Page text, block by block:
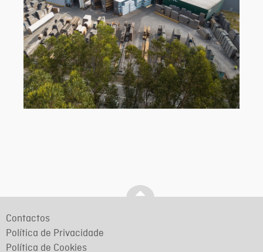
Contactos
Política de Privacidade
Política de Cookies